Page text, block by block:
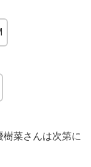
菜さんは次第に